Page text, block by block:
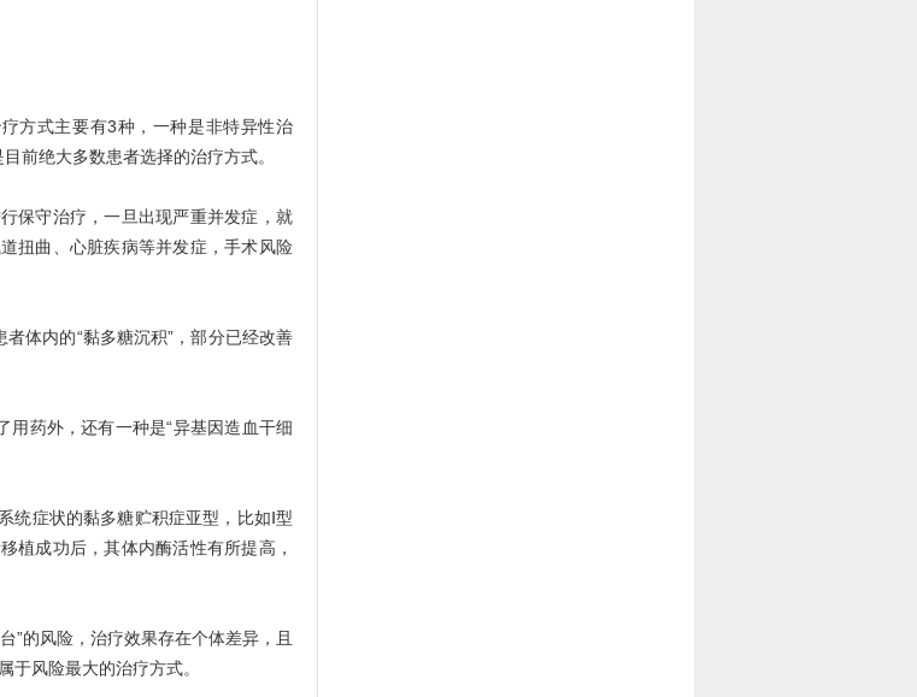
方式主要有3种，一种是非特异性治
前绝大多数患者选择的治疗方式。
守治疗，一旦出现严重并发症，就
扭曲、心脏疾病等并发症，手术风险
体内的“黏多糖沉积”，部分已经改善
药外，还有一种是“异基因造血干细
症状的黏多糖贮积症亚型，比如Ⅰ型
植成功后，其体内酶活性有所提高，
的风险，治疗效果存在个体差异，且
于风险最大的治疗方式。